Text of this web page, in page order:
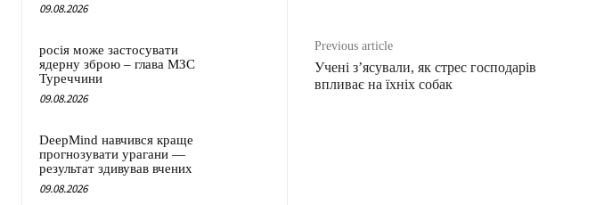
09.08.2026
росія може застосувати
ядерну зброю – глава МЗС
Туреччини
09.08.2026
DeepMind навчився краще
прогнозувати урагани —
результат здивував вчених
09.08.2026
Previous article
Учені з’ясували, як стрес господарів
впливає на їхніх собак